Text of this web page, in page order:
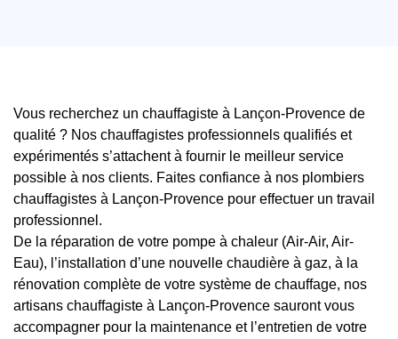
Vous recherchez un chauffagiste à Lançon-Provence de
qualité ? Nos chauffagistes professionnels qualifiés et
expérimentés s’attachent à fournir le meilleur service
possible à nos clients. Faites confiance à nos plombiers
chauffagistes à Lançon-Provence pour effectuer un travail
professionnel.
De la réparation de votre pompe à chaleur (Air-Air, Air-
Eau), l’installation d’une nouvelle chaudière à gaz, à la
rénovation complète de votre système de chauffage, nos
artisans chauffagiste à Lançon-Provence sauront vous
accompagner pour la maintenance et l’entretien de votre